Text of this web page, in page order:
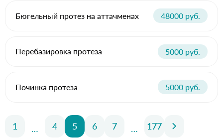
Бюгельный протез на аттачменах 48000 руб.
Перебазировка протеза 5000 руб.
Починка протеза 5000 руб.
1 … 4 5 6 7 … 177